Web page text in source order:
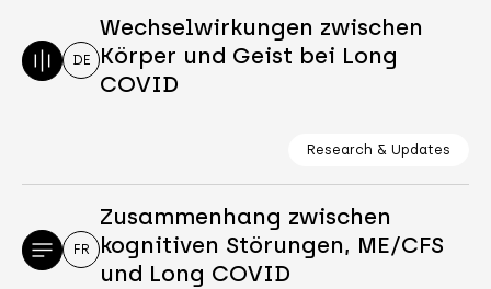
DE
Wechselwirkungen zwischen
Körper und Geist bei Long
COVID
Research & Updates
FR
Zusammenhang zwischen
kognitiven Störungen, ME/CFS
und Long COVID